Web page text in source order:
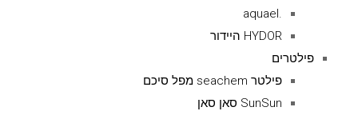
.aquael
HYDOR היידור
פילטרים
פילטר seachem מפל סיכם
SunSun סאן סאן